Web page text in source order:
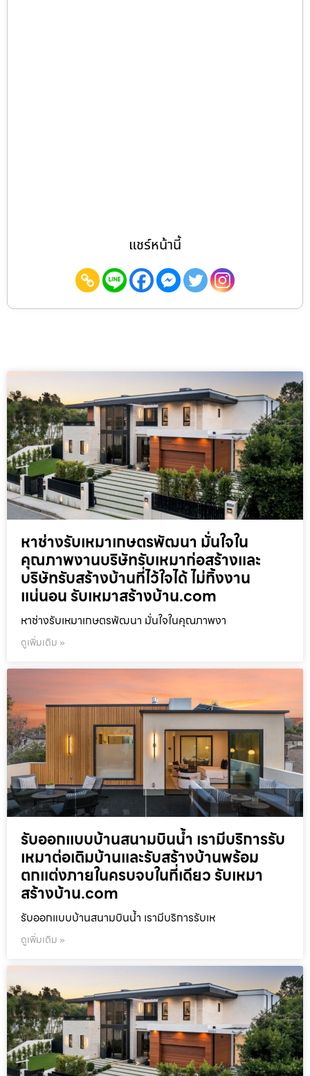
แชร์หน้านี้
หาช่างรับเหมาเกษตรพัฒนา มั่นใจใน
คุณภาพงานบริษัทรับเหมาก่อสร้างและ
บริษัทรับสร้างบ้านที่ไว้ใจได้ ไม่ทิ้งงาน
แน่นอน รับเหมาสร้างบ้าน.com
หาช่างรับเหมาเกษตรพัฒนา มั่นใจในคุณภาพงา
ดูเพิ่มเติม »
รับออกแบบบ้านสนามบินน้ำ เรามีบริการรับ
เหมาต่อเติมบ้านและรับสร้างบ้านพร้อม
ตกแต่งภายในครบจบในที่เดียว รับเหมา
สร้างบ้าน.com
รับออกแบบบ้านสนามบินน้ำ เรามีบริการรับเห
ดูเพิ่มเติม »